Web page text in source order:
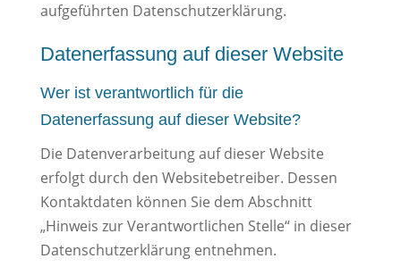
aufgeführten Datenschutzerklärung.
Datenerfassung auf dieser Website
Wer ist verantwortlich für die
Datenerfassung auf dieser Website?
Die Datenverarbeitung auf dieser Website
erfolgt durch den Websitebetreiber. Dessen
Kontaktdaten können Sie dem Abschnitt
„Hinweis zur Verantwortlichen Stelle“ in dieser
Datenschutzerklärung entnehmen.